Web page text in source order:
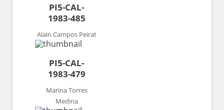
PI5-CAL-
1983-485
Alain Campos Peirat
PI5-CAL-
1983-479
Marina Torres
Medina